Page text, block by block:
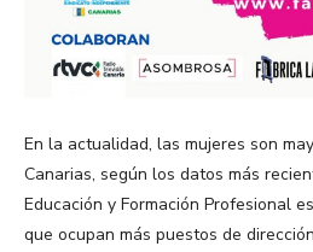
En la actualidad, las mujeres son
Canarias, según los datos más
Educación y Formación Profesional
que ocupan más puestos de